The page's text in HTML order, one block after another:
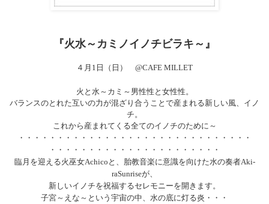
『火水～カミノイノチビラキ～』
４月1日（日） @CAFE MILLET
火と水～カミ～男性性と女性性。
バランスのとれた互いの力が混ざり合うことで産まれる新しい風、 イノ
チ。
これから産まれてくる全てのイノチのために～
・・・・・・・・・・・・・・・・・・・・・・・・・・・・・・
・・・・・・・・・・・・・・・・・・・・・・
臨月を迎える火巫女Achicoと、
胎教音楽に意識を向けた水の奏者Aki-
raSunriseが、
新しいイノチを祝福するセレモニーを開きます。
子宮～えな～という宇宙の中、水の底に灯る炎・・・